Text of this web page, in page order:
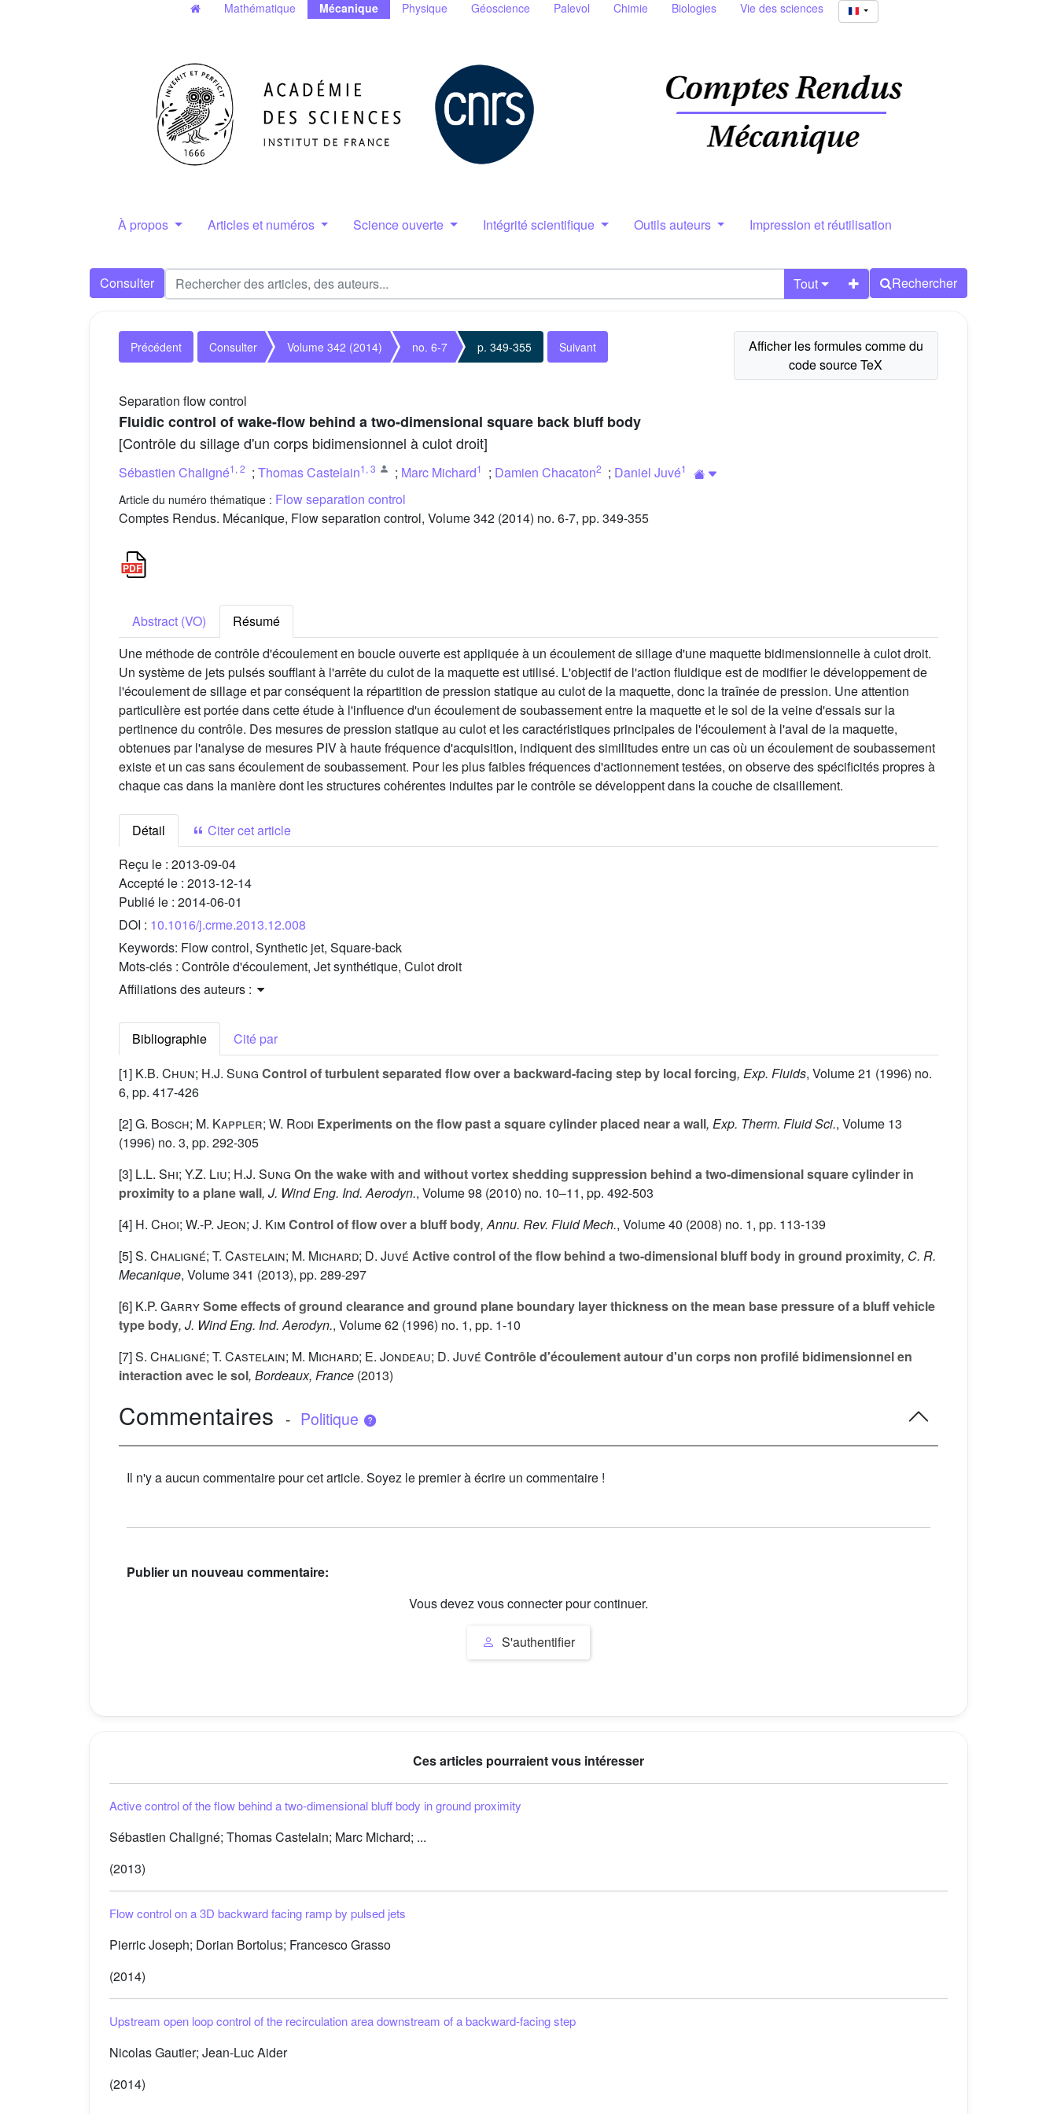
Mathématique Mécanique Physique Géoscience Palevol Chimie Biologies Vie des sciences
À propos Articles et numéros Science ouverte Intégrité scientifique Outils auteurs Impression et réutilisation
Consulter Tout Rechercher
Précédent Consulter Volume 342 (2014) no. 6-7 p. 349-355 Suivant
Separation flow control
Fluidic control of wake-flow behind a two-dimensional square back bluff body
[Contrôle du sillage d'un corps bidimensionnel à culot droit]
Sébastien Chaligné1 , 2 ; Thomas Castelain1 , 3 ; Marc Michard1 ; Damien Chacaton2 ; Daniel Juvé1
Article du numéro thématique : Flow separation control
Comptes Rendus. Mécanique, Flow separation control, Volume 342 (2014) no. 6-7, pp. 349-355
Abstract (VO)
Résumé
Une méthode de contrôle d'écoulement en boucle ouverte est appliquée à un écoulement de sillage d'une maquette bidimensionnelle à culot droit.
Un système de jets pulsés soufflant à l'arrête du culot de la maquette est utilisé. L'objectif de l'action fluidique est de modifier le développement de
l'écoulement de sillage et par conséquent la répartition de pression statique au culot de la maquette, donc la traînée de pression. Une attention
particulière est portée dans cette étude à l'influence d'un écoulement de soubassement entre la maquette et le sol de la veine d'essais sur la
pertinence du contrôle. Des mesures de pression statique au culot et les caractéristiques principales de l'écoulement à l'aval de la maquette,
obtenues par l'analyse de mesures PIV à haute fréquence d'acquisition, indiquent des similitudes entre un cas où un écoulement de soubassement
existe et un cas sans écoulement de soubassement. Pour les plus faibles fréquences d'actionnement testées, on observe des spécificités propres à
chaque cas dans la manière dont les structures cohérentes induites par le contrôle se développent dans la couche de cisaillement.
Détail
Citer cet article
Reçu le : 2013-09-04
Accepté le : 2013-12-14
Publié le : 2014-06-01
DOI : 10.1016/j.crme.2013.12.008
Keywords: Flow control, Synthetic jet, Square-back
Mots-clés : Contrôle d'écoulement, Jet synthétique, Culot droit
Affiliations des auteurs :
Bibliographie
Cité par
[1] K.B. Chun; H.J. Sung Control of turbulent separated flow over a backward-facing step by local forcing, Exp. Fluids, Volume 21 (1996) no.
6, pp. 417-426
[2]G. Bosch; M. Kappler; W. Rodi Experiments on the flow past a square cylinder placed near a wall, Exp. Therm. Fluid Sci., Volume 13
(1996) no. 3, pp. 292-305
[3] L.L. Shi; Y.Z. Liu; H.J. Sung On the wake with and without vortex shedding suppression behind a two-dimensional square cylinder in
proximity to a plane wall, J. Wind Eng. Ind. Aerodyn., Volume 98 (2010) no. 10–11, pp. 492-503
[4] H. Choi; W.-P. Jeon; J. Kim Control of flow over a bluff body, Annu. Rev. Fluid Mech., Volume 40 (2008) no. 1, pp. 113-139
[5]S. Chaligné; T. Castelain; M. Michard; D. Juvé Active control of the flow behind a two-dimensional bluff body in ground proximity, C. R.
Mecanique, Volume 341 (2013), pp. 289-297
[6] K.P. GarrySome effects of ground clearance and ground plane boundary layer thickness on the mean base pressure of a bluff vehicle
type body, J. Wind Eng. Ind. Aerodyn., Volume 62 (1996) no. 1, pp. 1-10
[7]S. Chaligné; T. Castelain; M. Michard; E. Jondeau; D. Juvé Contrôle d'écoulement autour d'un corps non profilé bidimensionnel en
interaction avec le sol, Bordeaux, France (2013)
Commentaires - Politique
Il n'y a aucun commentaire pour cet article. Soyez le premier à écrire un commentaire !
Publier un nouveau commentaire:
Vous devez vous connecter pour continuer.
S'authentifier
Ces articles pourraient vous intéresser
Active control of the flow behind a two-dimensional bluff body in ground proximity
Sébastien Chaligné; Thomas Castelain; Marc Michard; ...
(2013)
Flow control on a 3D backward facing ramp by pulsed jets
Pierric Joseph; Dorian Bortolus; Francesco Grasso
(2014)
Upstream open loop control of the recirculation area downstream of a backward-facing step
Nicolas Gautier; Jean-Luc Aider
(2014)